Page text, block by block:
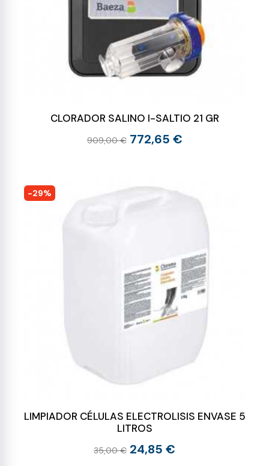
CLORADOR SALINO I-SALTIO 21 GR
909,00 € 772,65 €
-29%
LIMPIADOR CÉLULAS ELECTROLISIS ENVASE 5
LITROS
35,00 € 24,85 €